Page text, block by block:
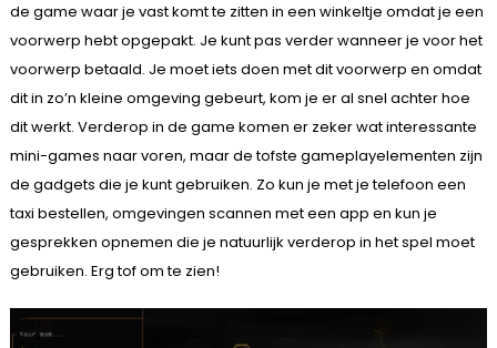
de game waar je vast komt te zitten in een winkeltje omdat je een
voorwerp hebt opgepakt. Je kunt pas verder wanneer je voor het
voorwerp betaald. Je moet iets doen met dit voorwerp en omdat
dit in zo’n kleine omgeving gebeurt, kom je er al snel achter hoe
dit werkt. Verderop in de game komen er zeker wat interessante
mini-games naar voren, maar de tofste gameplayelementen zijn
de gadgets die je kunt gebruiken. Zo kun je met je telefoon een
taxi bestellen, omgevingen scannen met een app en kun je
gesprekken opnemen die je natuurlijk verderop in het spel moet
gebruiken. Erg tof om te zien!